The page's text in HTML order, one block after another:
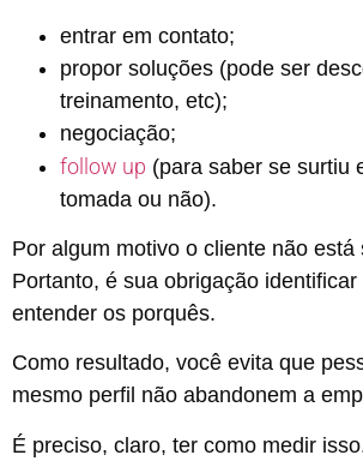
entrar em contato;
propor soluções (pode ser
treinamento, etc);
negociação;
follow up (para saber se surtiu
tomada ou não).
Por algum motivo o cliente não está
Portanto, é sua obrigação
entender os porquês.
Como resultado, você evita que
mesmo perfil não abandonem a
É preciso, claro, ter como medir